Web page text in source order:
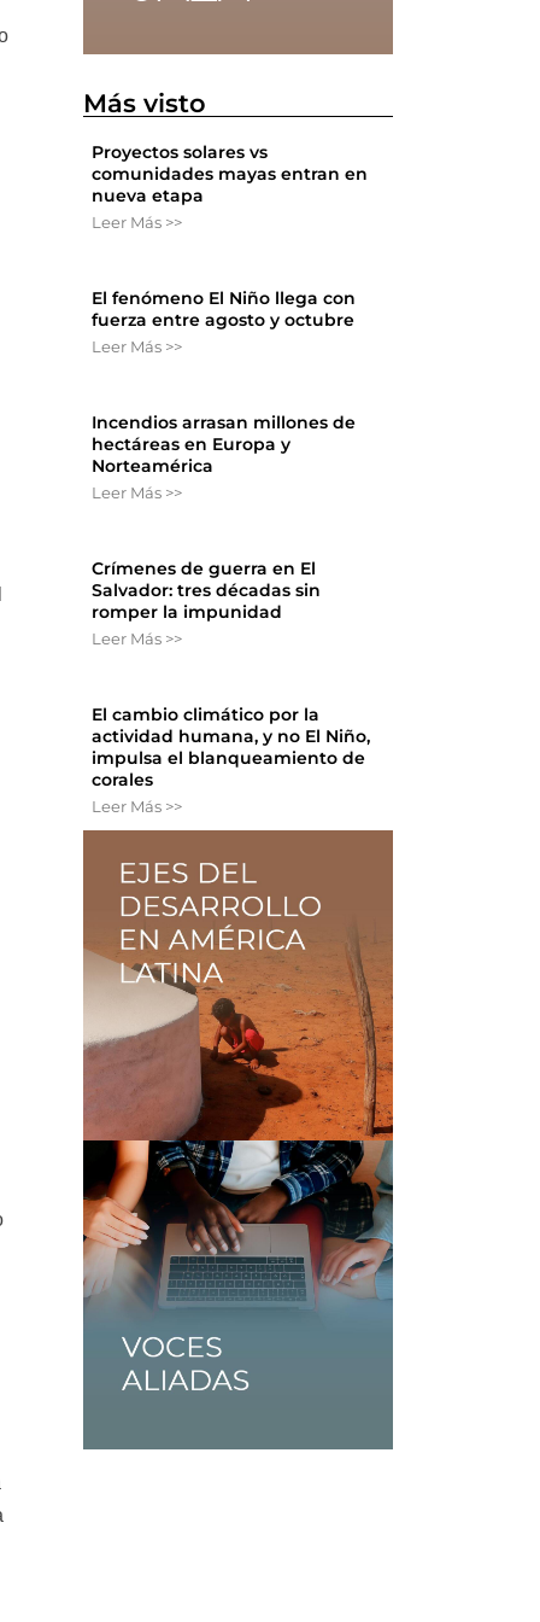
Más visto
Proyectos solares vs
comunidades mayas entran en
nueva etapa
Leer Más >>
El fenómeno El Niño llega con
fuerza entre agosto y octubre
Leer Más >>
Incendios arrasan millones de
hectáreas en Europa y
Norteamérica
Leer Más >>
Crímenes de guerra en El
Salvador: tres décadas sin
romper la impunidad
Leer Más >>
El cambio climático por la
actividad humana, y no El Niño,
impulsa el blanqueamiento de
corales
Leer Más >>